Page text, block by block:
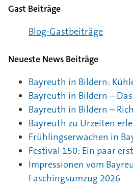
Gast Beiträge
Blog-Gast­bei­träge
Neueste News Beiträge
Bayreuth in Bildern:
Bayreuth in Bildern –
Bayreuth in Bildern –
Bayreuth zu Urzeiten
Frühlingserwachen in
Festival 150: Ein paar
Impressionen vom
Faschingsumzug 2026